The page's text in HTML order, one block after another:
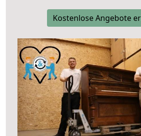
Kostenlose Angebote